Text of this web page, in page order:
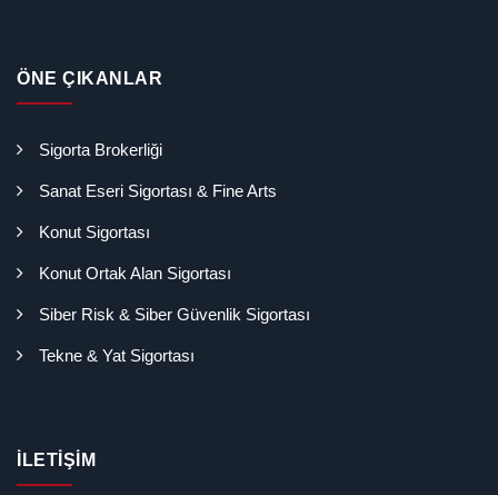
ÖNE ÇIKANLAR
Sigorta Brokerliği
Sanat Eseri Sigortası & Fine Arts
Konut Sigortası
Konut Ortak Alan Sigortası
Siber Risk & Siber Güvenlik Sigortası
Tekne & Yat Sigortası
İLETIŞIM